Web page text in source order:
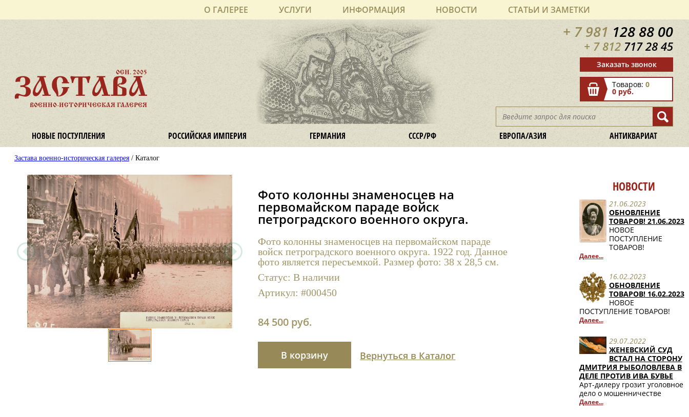
О ГАЛЕРЕЕ УСЛУГИ ИНФОРМАЦИЯ НОВОСТИ СТАТЬИ И ЗАМЕТКИ
ОСН. 2005
ЗАСТАВА
ВОЕННО-ИСТОРИЧЕСКАЯ ГАЛЕРЕЯ
+ 7 981 128 88 00
+ 7 812 717 28 45
Заказать звонок
Товаров:0
0 руб.
НОВЫЕ ПОСТУПЛЕНИЯ РОССИЙСКАЯ ИМПЕРИЯ ГЕРМАНИЯ СССР/РФ ЕВРОПА/АЗИЯ АНТИКВАРИАТ
Застава военно-историческая галерея/ Каталог
Фото колонны знаменосцев на
первомайском параде войск
петроградского военного округа.
Фото колонны знаменосцев на первомайском параде
войск петроградского военного округа. 1922 год. Данное
фото является пересъемкой. Размер фото: 38 х 28,5 см.
Статус: В наличии
Артикул: #000450
84 500 руб.
В корзину Вернуться в Каталог
НОВОСТИ
21.06.2023
ОБНОВЛЕНИЕ
ТОВАРОВ! 21.06.2023
НОВОЕ
ПОСТУПЛЕНИЕ
ТОВАРОВ!
Далее...
16.02.2023
ОБНОВЛЕНИЕ
ТОВАРОВ! 16.02.2023
НОВОЕ
ПОСТУПЛЕНИЕ ТОВАРОВ!
Далее...
29.07.2022
ЖЕНЕВСКИЙ СУД
ВСТАЛ НА СТОРОНУ
ДМИТРИЯ РЫБОЛОВЛЕВА В
ДЕЛЕ ПРОТИВ ИВА БУВЬЕ
Арт-дилеру грозит уголовное
дело о мошенничестве
Далее...